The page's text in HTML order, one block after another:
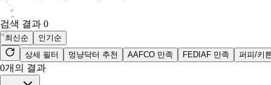
검색 결과 0
최신순
인기순
상세 필터
멍냥닥터 추천 AAFCO 만족 FEDIAF 만족 퍼피/키
0개의 결과